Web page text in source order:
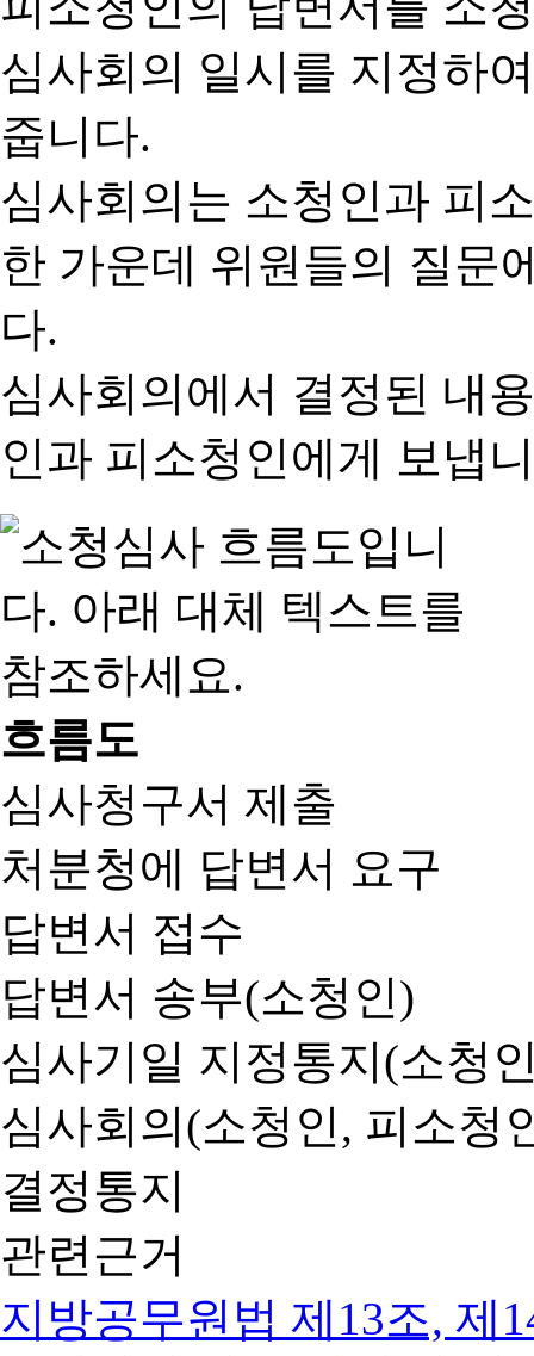
심사회의 일시를 지정하
줍니다.
심사회의는 소청인과 피
한 가운데 위원들의 질문
다.
심사회의에서 결정된 내
인과 피소청인에게 보냅
흐름도
심사청구서 제출
처분청에 답변서 요구
답변서 접수
답변서 송부(소청인)
심사기일 지정통지(소청
심사회의(소청인, 피소청
결정통지
관련근거
지방공무원법 제13조, 제